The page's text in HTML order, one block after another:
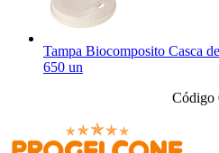
Tampa Biocomposito Casca
650 un
Código